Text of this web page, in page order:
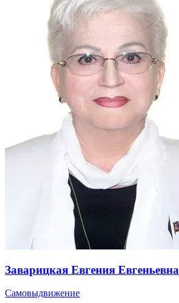
Заварицкая Евгения Евгеньевна
Самовыдвижение